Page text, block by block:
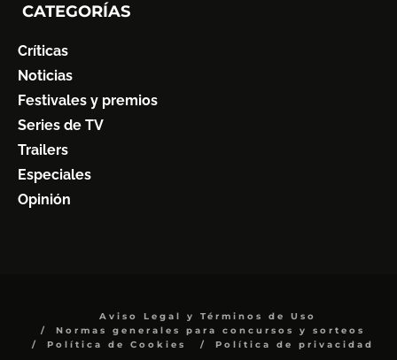
CATEGORÍAS
Críticas
Noticias
Festivales y premios
Series de TV
Trailers
Especiales
Opinión
Aviso Legal y Términos de Uso
Normas generales para concursos y sorteos
Política de Cookies
Política de privacidad